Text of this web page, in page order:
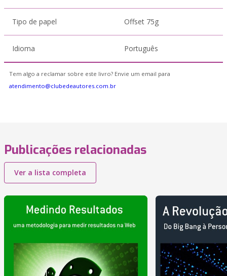
Tipo de papel Offset 75g
Idioma Português
Tem algo a reclamar sobre este livro? Envie um email para
atendimento@clubedeautores.com.br
Publicações relacionadas
Ver a lista completa